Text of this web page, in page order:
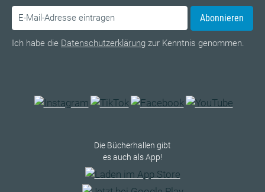
Abonnieren
Ich habe die Datenschutzerklärung zur Kenntnis genommen.
Die Bücherhallen gibt
es auch als App!